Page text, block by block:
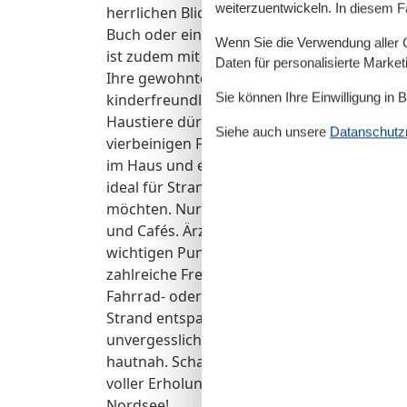
herrlichen Blick auf die Umgebung bietet.
Buch oder einem Glas Wein verbringen
ist zudem mit WLAN und einem Fernseher
Ihre gewohnte Unterhaltung verzichten
kinderfreundliche Ausrichtung der
Haustiere dürfen nach vorheriger
vierbeinigen Familienmitglieder wie zu
im Haus und eine gemeinschaftliche
ideal für Strandliebhaber, sondern auch
möchten. Nur 400 Meter entfernt finden
und Cafés. Ärzte, Geldautomaten und
wichtigen Punkte für Ihren Aufenthalt in
zahlreiche Freizeitmöglichkeiten, vom
Fahrrad- oder Reitausflügen. Ob Sie die
Strand entspannen möchten – hier wird für
unvergessliche Tage im Haus Winora, App
hautnah. Schaffen Sie sich Erinnerungen,
voller Erholung und Abenteuer. Zögern Sie
weiterzuentwickeln. In diesem
Wenn Sie die Verwendung
Daten für personalisierte
Sie können Ihre Einwilligung in
Siehe auch unsere